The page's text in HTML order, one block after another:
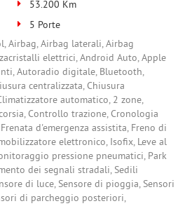
53.200 Km
5 Porte
Airbag, Airbag laterali, Airbag
elettrici, Android Auto, Apple
Autoradio digitale, Bluetooth,
centralizzata, Chiusura
automatico, 2 zone,
Controllo trazione, Cronologia
d'emergenza assistita, Freno di
elettronico, Isofix, Leve al
pressione pneumatici, Park
dei segnali stradali, Sedili
di luce, Sensore di pioggia, Sensori
di parcheggio posteriori,